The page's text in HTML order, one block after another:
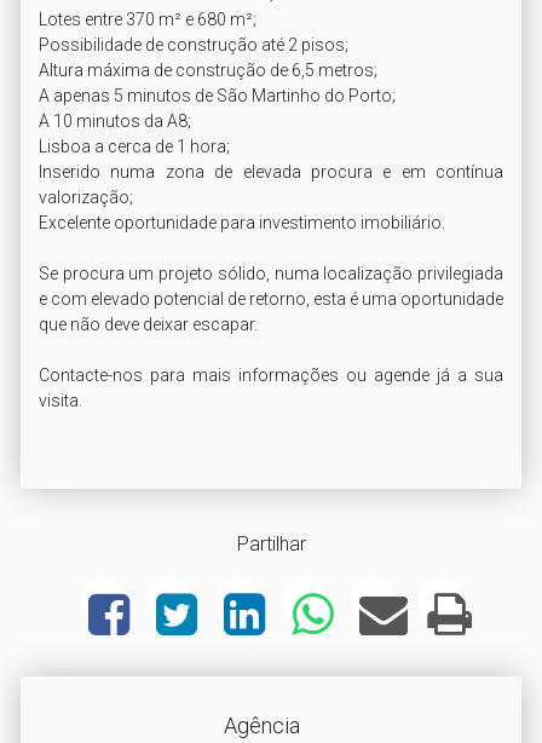
Partilhar
Agência
Lotes entre 370 m² e 680 m²;
Possibilidade de construção até 2 pisos;
Altura máxima de construção de 6,5 metros;
A apenas 5 minutos de São Martinho do Porto;
A 10 minutos da A8;
Lisboa a cerca de 1 hora;
Inserido numa zona de elevada procura e em contínua
valorização;
Excelente oportunidade para investimento imobiliário.
Se procura um projeto sólido, numa localização privilegiada
e com elevado potencial de retorno, esta é uma oportunidade
que não deve deixar escapar.
Contacte-nos para mais informações ou agende já a sua
visita.